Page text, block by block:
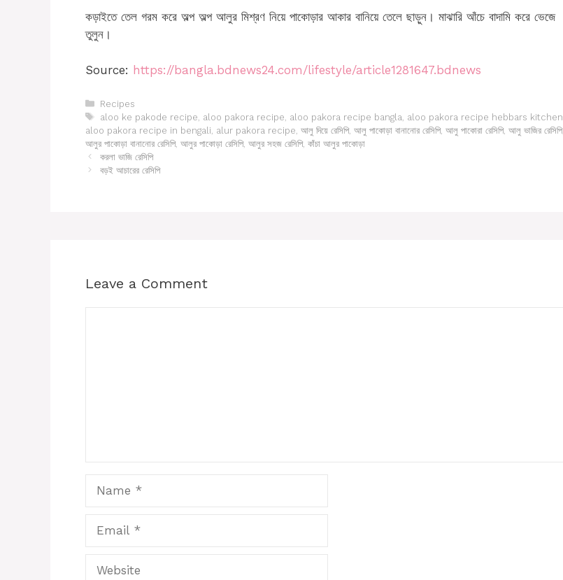
কড়াইতে তেল গরম করে অল্প অল্প আলুর মিশ্রণ নিয়ে পাকোড়ার আকার বানিয়ে তেলে ছাড়ুন। মাঝারি আঁচে বাদামি করে ভেজে
তুলুন।
Source: https://bangla.bdnews24.com/lifestyle/article1281647.bdnews
Categories
Recipes
Tags
aloo ke pakode recipe aloo pakora recipe aloo pakora recipe bangla aloo pakora recipe hebbars kitchen
aloo pakora recipe in bengali alur pakora recipe আলু দিয়ে রেসিপি আলু পাকোড়া বানানোর রেসিপি আলু পাকোরা রেসিপি আলু ভাজির রেসিপি
আলুর পাকোড়া বানানোর রেসিপি আলুর পাকোড়া রেসিপি আলুর সহজ রেসিপি কাঁচা আলুর পাকোড়া
করলা ভাজি রেসিপি
বড়ই আচারের রেসিপি
Leave a Comment